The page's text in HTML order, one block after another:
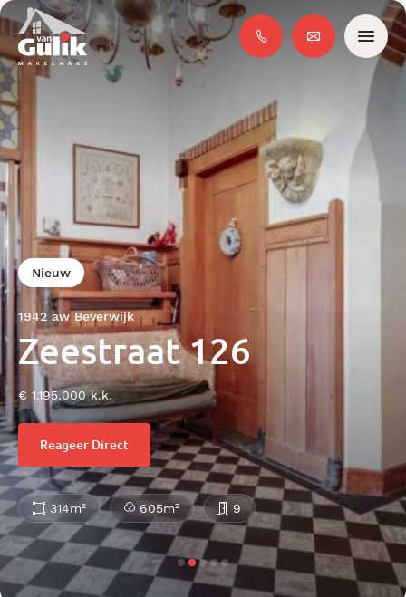
Nieuw
1942 aw Beverwijk
Zeestraat 126
€ 1.195.000 k.k.
Reageer Direct
314m² 605m² 9